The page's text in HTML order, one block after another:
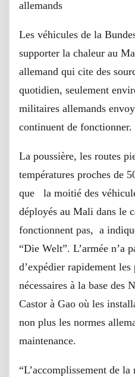
allemands
Les véhicules de la
supporter la chaleur au
allemand qui cite des
quotidien, seulement
militaires allemands
continuent de fonctionner.
La poussière, les routes
températures proches de
que la moitié des
déployés au Mali dans le
fonctionnent pas, a
“Die Welt”. L’armée n’a
d’expédier rapidement les
nécessaires à la base des
Castor à Gao où les
non plus les normes
maintenance.
“L’accomplissement de